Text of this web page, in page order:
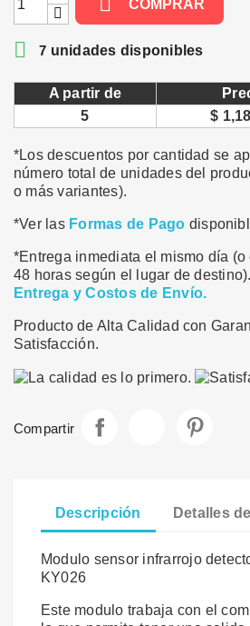
COMPRAR
 7 unidades disponibles
A partir de
5
$
*Los descuentos por cantidad se
número total de unidades del
o más variantes).
*Ver las Formas de Pago
*Entrega inmediata el mismo día
48 horas según el lugar de
Entrega y Costos de Envío.
Producto de Alta Calidad con
Satisfacción.
Compartir
Descripción Detalles
Modulo sensor infrarrojo
KY026
Este modulo trabaja con el